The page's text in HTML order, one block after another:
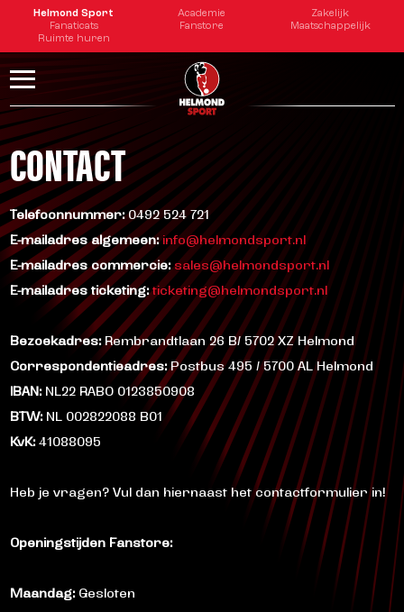
Helmond Sport Academie
Zakelijk
Fanaticats
Fanstore
Maatschappelijk
Ruimte huren
tester
CONTACT
Telefoonnummer:0492 524 721
E-mailadres algemeen:info@helmondsport.nl
E-mailadres commercie:sales@helmondsport.nl
E-mailadres ticketing:ticketing@helmondsport.nl
Bezoekadres:Rembrandtlaan 26 B/ 5702 XZ Helmond
Correspondentieadres:Postbus 495 / 5700 AL Helmond
IBAN: NL22 RABO 0123850908
BTW:NL 002822088 B01
KvK:41088095
Heb je vragen? Vul dan hiernaast het contactformulier in!
Openingstijden Fanstore:
Maandag:Gesloten